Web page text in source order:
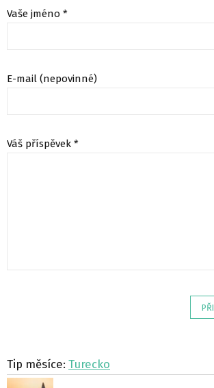
Vaše jméno *
E-mail (nepovinné)
Váš příspěvek *
Tip měsíce: Turecko